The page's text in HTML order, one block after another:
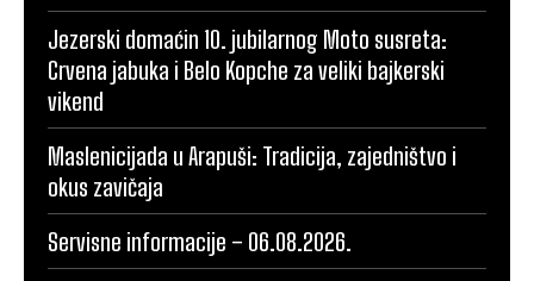
Jezerski domaćin 10. jubilarnog Moto susreta:
Crvena jabuka i Belo Kopche za veliki bajkerski
vikend
Maslenicijada u Arapuši: Tradicija, zajedništvo i
okus zavičaja
Servisne informacije – 06.08.2026.